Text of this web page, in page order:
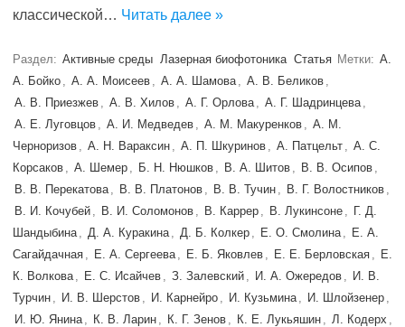
классической… Читать далее »
Раздел: Активные среды Лазерная биофотоника Статья Метки: А.
А. Бойко , А. А. Моисеев , А. А. Шамова , А. В. Беликов ,
А. В. Приезжев , А. В. Хилов , А. Г. Орлова , А. Г. Шадринцева ,
А. Е. Луговцов , А. И. Медведев , А. М. Макуренков , А. М.
Черноризов , А. Н. Вараксин , А. П. Шкуринов , А. Патцельт , А. С.
Корсаков , А. Шемер , Б. Н. Нюшков , В. А. Шитов , В. В. Осипов ,
В. В. Перекатова , В. В. Платонов , В. В. Тучин , В. Г. Волостников ,
В. И. Кочубей , В. И. Соломонов , В. Каррер , В. Лукинсоне , Г. Д.
Шандыбина , Д. А. Куракина , Д. Б. Колкер , Е. O. Смолина , Е. А.
Сагайдачная , Е. А. Сергеева , Е. Б. Яковлев , Е. Е. Берловская , Е.
К. Волкова , Е. С. Исайчев , З. Залевский , И. А. Ожередов , И. В.
Турчин , И. В. Шерстов , И. Карнейро , И. Кузьмина , И. Шлойзенер ,
И. Ю. Янина , К. В. Ларин , К. Г. Зенов , К. Е. Лукьяшин , Л. Кодерх ,